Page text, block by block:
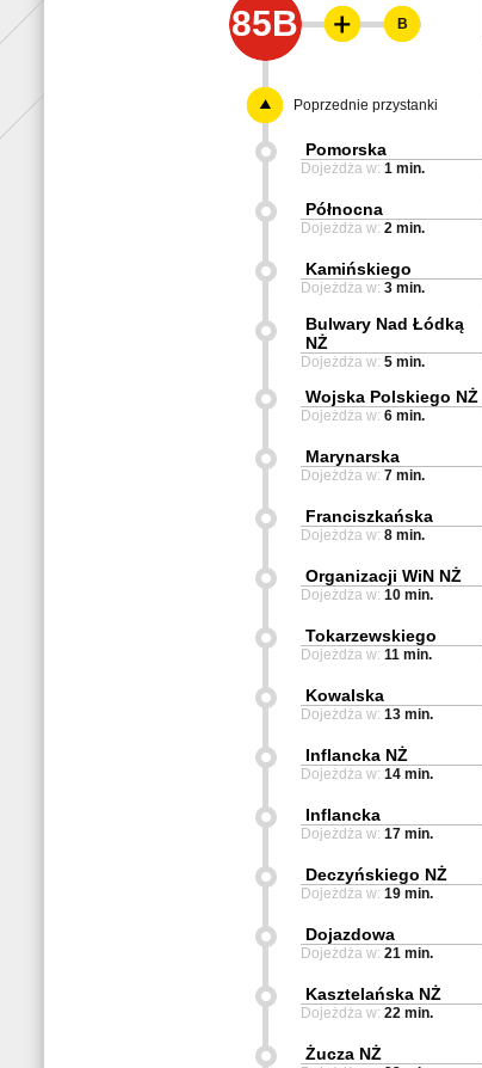
85B B
Poprzednie przystanki
Pomorska
Dojeżdża w: 1 min.
Północna
Dojeżdża w: 2 min.
Kamińskiego
Dojeżdża w: 3 min.
Bulwary Nad Łódką
NŻ
Dojeżdża w: 5 min.
Wojska Polskiego NŻ
Dojeżdża w: 6 min.
Marynarska
Dojeżdża w: 7 min.
Franciszkańska
Dojeżdża w: 8 min.
Organizacji WiN NŻ
Dojeżdża w: 10 min.
Tokarzewskiego
Dojeżdża w: 11 min.
Kowalska
Dojeżdża w: 13 min.
Inflancka NŻ
Dojeżdża w: 14 min.
Inflancka
Dojeżdża w: 17 min.
Deczyńskiego NŻ
Dojeżdża w: 19 min.
Dojazdowa
Dojeżdża w: 21 min.
Kasztelańska NŻ
Dojeżdża w: 22 min.
Żucza NŻ